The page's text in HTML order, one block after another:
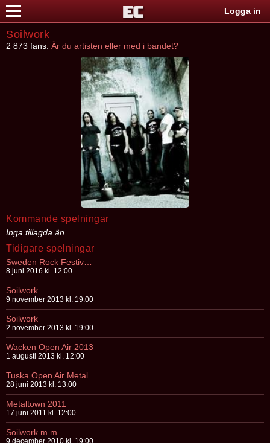
Logga in
Soilwork
2 873 fans. Är du artisten eller med i bandet?
Kommande spelningar
Inga tillagda än.
Tidigare spelningar
8 juni 2016 kl. 12:00
Soilwork
9 november 2013 kl. 19:00
Soilwork
2 november 2013 kl. 19:00
Wacken Open Air 2013
1 augusti 2013 kl. 12:00
28 juni 2013 kl. 13:00
Metaltown 2011
17 juni 2011 kl. 12:00
Soilwork m.m
9 december 2010 kl. 19:00